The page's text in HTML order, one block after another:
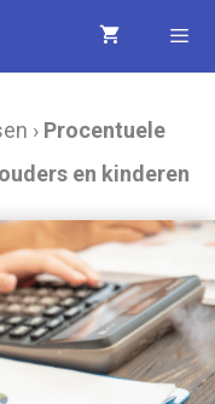
› Procentuele
en kinderen